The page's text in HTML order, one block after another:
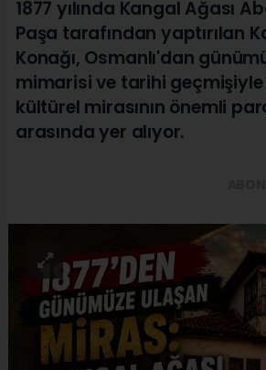
1877 yılında Kangal Ağası
Paşa tarafından yaptırılan
Konağı, Osmanlı'dan
mimarisi ve tarihi geçmişiyle
kültürel mirasının önemli
arasında yer alıyor.